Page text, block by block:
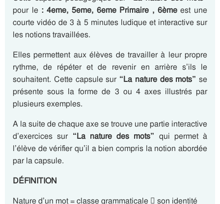
pour le : 4eme, 5eme, 6eme Primaire , 6èmeest une
courte vidéo de 3 à 5 minutes ludique et interactive sur
les notions travaillées.
Elles permettent aux élèves de travailler à leur propre
rythme, de répéter et de revenir en arrière s’ils le
souhaitent. Cette capsule sur “La nature des mots” se
présente sous la forme de 3 ou 4 axes illustrés par
plusieurs exemples.
A la suite de chaque axe se trouve une partie interactive
d’exercices sur “La nature des mots” qui permet à
l’élève de vérifier qu’il a bien compris la notion abordée
par la capsule.
DÉFINITION
Nature d’un mot = classe grammaticale  son identité